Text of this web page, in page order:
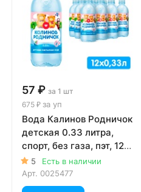
57 ₽ за 1 шт
675 ₽ за уп
Вода Калинов Родничок
детская 0.33 литра,
спорт, без газа, пэт, 12
шт. в уп.
5
Есть в наличии
Арт. 0025477